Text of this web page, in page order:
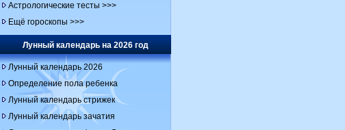
Астрологические тесты >>>
Ещё гороскопы >>>
Лунный календарь на 2026 год
Лунный календарь 2026
Определение пола ребенка
Лунный календарь стрижек
Лунный календарь зачатия